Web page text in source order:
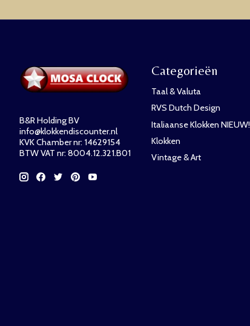
B&R Holding BV
info@klokkendiscounter.nl
KVK Chamber nr: 14629154
BTW VAT nr: 8004.12.321.B01
Categorieën
Taal & Valuta
RVS Dutch Design
Italiaanse Klokken NIEUW!
Klokken
Vintage & Art